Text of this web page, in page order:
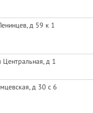
д 59 к 1
д 1
д 30 с 6